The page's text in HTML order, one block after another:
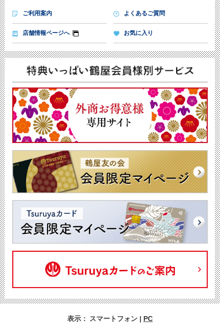
ご利用案内 よくあるご質問
店舗情報ページへ お気に入り
表示： スマートフォン | PC